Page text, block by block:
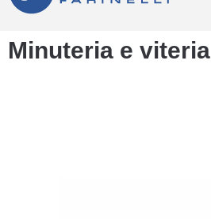
Minuteria e viteria